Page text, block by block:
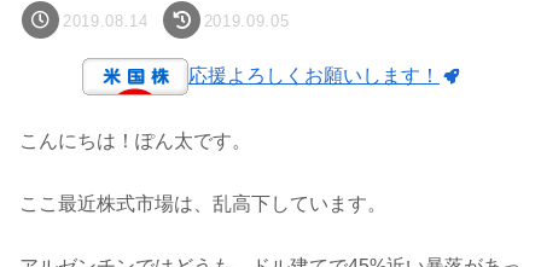
2019.08.14 2019.09.05
応援よろしくお願いします！
こんにちは！ぽん太です。
ここ最近株式市場は、乱高下しています。